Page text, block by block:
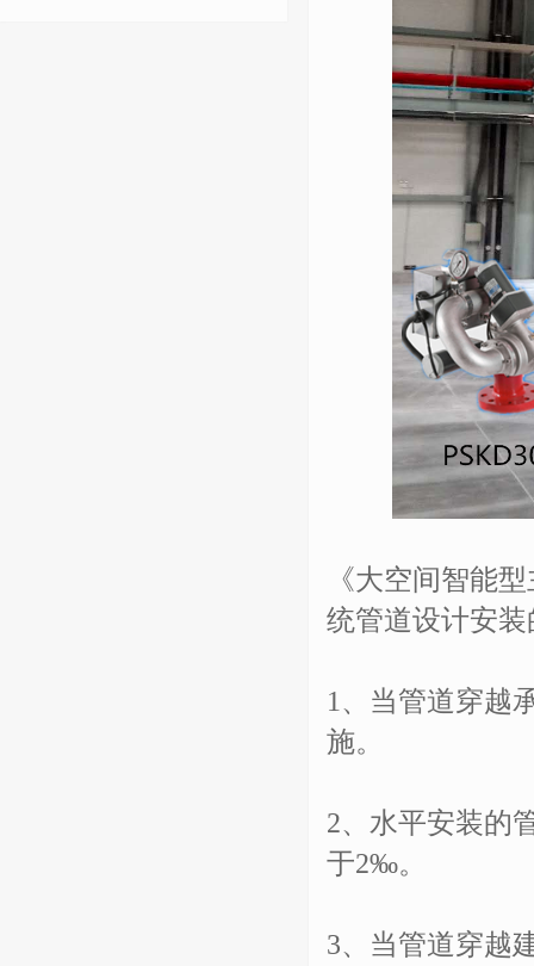
《大空间智能
统管道设计安
1、当管道穿越
施。
2、水平安装的
于2‰。
3、当管道穿越